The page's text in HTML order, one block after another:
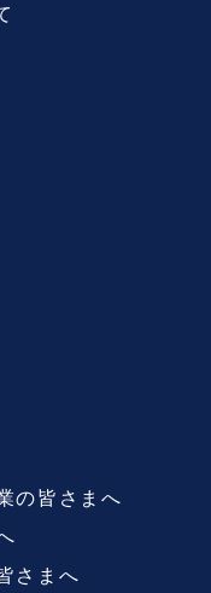
の皆さまへ
さまへ